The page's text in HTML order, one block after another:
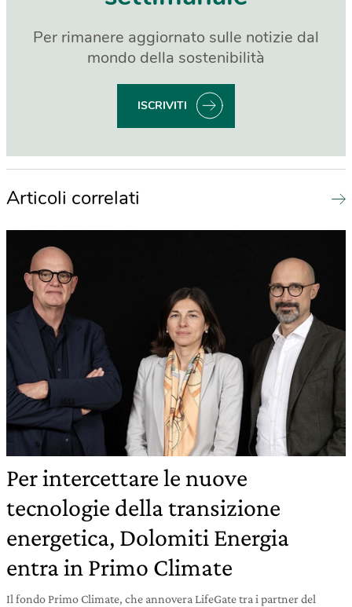
Per rimanere aggiornato sulle notizie dal
mondo della sostenibilità
ISCRIVITI
Articoli correlati
Per intercettare le nuove
tecnologie della transizione
energetica, Dolomiti Energia
entra in Primo Climate
Il fondo Primo Climate, che annovera LifeGate tra i partner del